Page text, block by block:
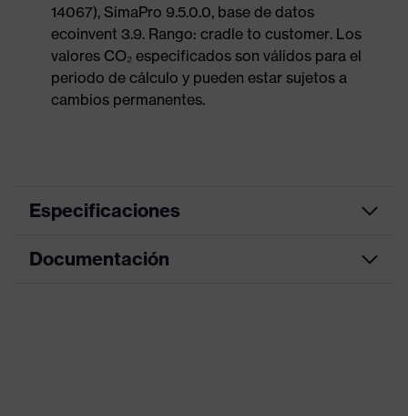
14067), SimaPro 9.5.0.0, base de datos
ecoinvent 3.9. Rango: cradle to customer. Los
valores CO₂ especificados son válidos para el
periodo de cálculo y pueden estar sujetos a
cambios permanentes.
Especificaciones
color de
Documentación